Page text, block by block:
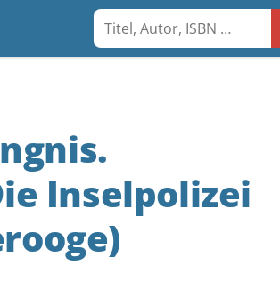
Suche
Inselpolizei